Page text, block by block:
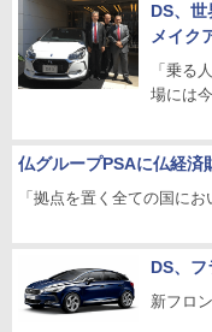
DS、
メイク
「乗る
場には
仏グループPSAに仏経済
「拠点を置く全ての国に
DS、フ
新フロ